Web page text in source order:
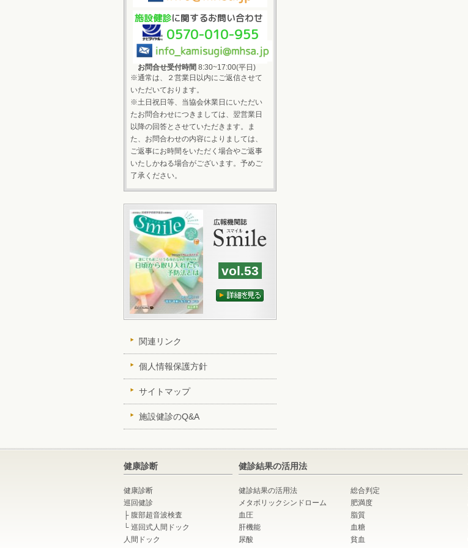
施設健診に関するお問い合わせ
0570-010-955
お問合せ受付時間 8:30~17:00(平日)
※通常は、２営業日以内にご返信させて
いただいております。
※土日祝日等、当協会休業日にいただい
たお問合わせにつきましては、翌営業日
以降の回答とさせていただきます。ま
た、お問合わせの内容によりましては、
ご返事にお時間をいただく場合やご返事
いたしかねる場合がございます。予めご
了承ください。
vol.53
関連リンク
個人情報保護方針
サイトマップ
施設健診のQ&A
健康診断
健康診断
巡回健診
├ 腹部超音波検査
└ 巡回式人間ドック
人間ドック
健診結果の活用法
健診結果の活用法
総合判定
メタボリックシンドローム
肥満度
血圧
脂質
肝機能
血糖
尿酸
貧血